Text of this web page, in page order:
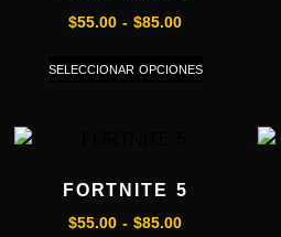
$55.00 - $85.00
SELECCIONAR OPCIONES
FORTNITE 5
$55.00 - $85.00